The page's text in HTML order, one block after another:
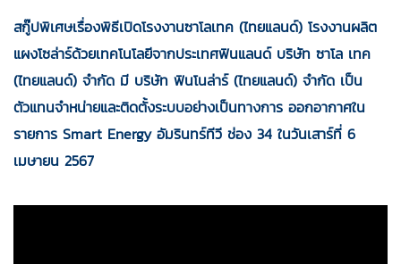
สกู๊ปพิเศษเรื่องพิธีเปิดโรงงานซาโลเทค (ไทยแลนด์) โรงงานผลิต
แผงโซล่าร์ด้วยเทคโนโลยีจากประเทศฟินแลนด์ บริษัท ซาโล เทค
(ไทยแลนด์) จำกัด มี บริษัท ฟินโนล่าร์ (ไทยแลนด์) จำกัด เป็น
ตัวแทนจำหน่ายและติดตั้งระบบอย่างเป็นทางการ ออกอากาศใน
รายการ Smart Energy อัมรินทร์ทีวี ช่อง 34 ในวันเสาร์ที่ 6
เมษายน 2567